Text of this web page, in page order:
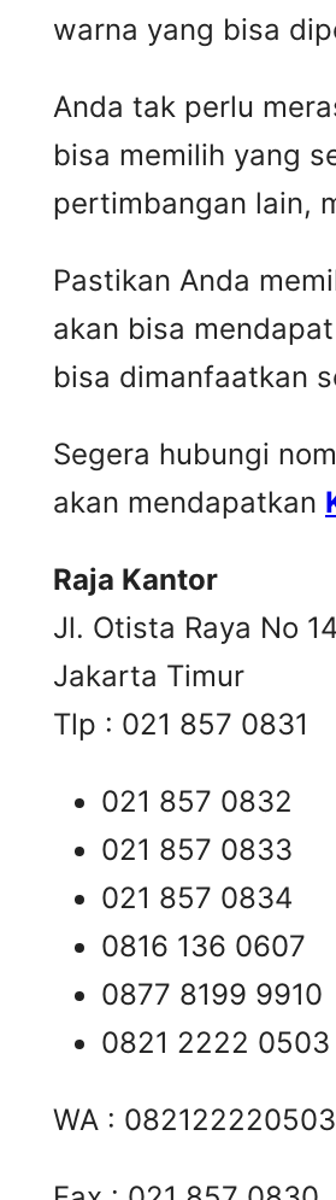
warna yang bisa
Anda tak perlu
bisa memilih yang
pertimbangan lain,
Pastikan Anda
akan bisa
bisa dimanfaatkan
Segera hubungi
akan mendapatkan
Raja Kantor
Jl. Otista Raya No
Jakarta Timur
Tlp : 021 857 0831
021 857 0832
021 857 0833
021 857 0834
0816 136 0607
0877 8199 9910
0821 2222 0503
WA : 082122220503